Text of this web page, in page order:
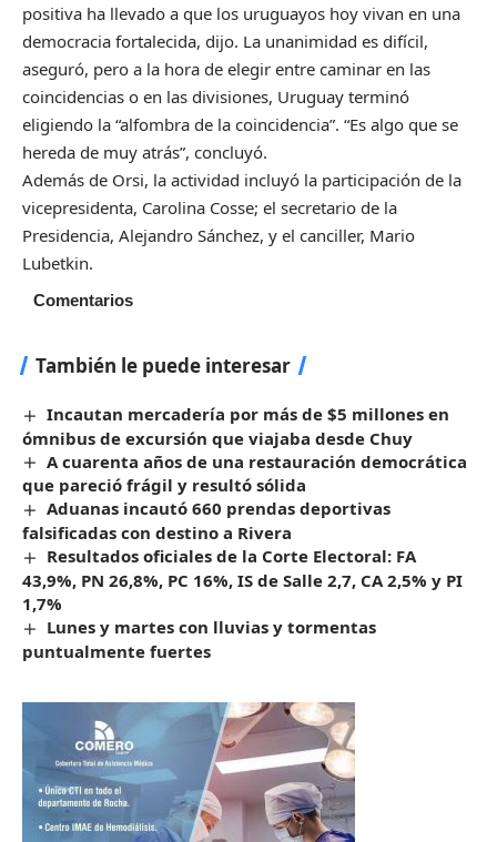
positiva ha llevado a que los uruguayos hoy vivan en una
democracia fortalecida, dijo. La unanimidad es difícil,
aseguró, pero a la hora de elegir entre caminar en las
coincidencias o en las divisiones, Uruguay terminó
eligiendo la “alfombra de la coincidencia”. “Es algo que se
hereda de muy atrás”, concluyó.
Además de Orsi, la actividad incluyó la participación de la
vicepresidenta, Carolina Cosse; el secretario de la
Presidencia, Alejandro Sánchez, y el canciller, Mario
Lubetkin.
Comentarios
También le puede interesar
Incautan mercadería por más de $5 millones en
ómnibus de excursión que viajaba desde Chuy
A cuarenta años de una restauración democrática
que pareció frágil y resultó sólida
Aduanas incautó 660 prendas deportivas
falsificadas con destino a Rivera
Resultados oficiales de la Corte Electoral: FA
43,9%, PN 26,8%, PC 16%, IS de Salle 2,7, CA 2,5% y PI
1,7%
Lunes y martes con lluvias y tormentas
puntualmente fuertes